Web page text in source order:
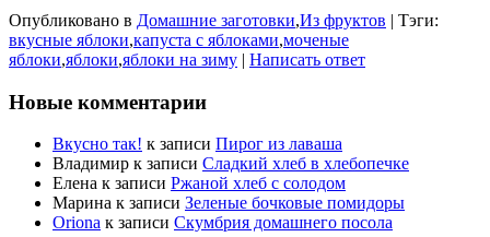
Опубликовано в Домашние заготовки,Из фруктов | Тэги:
вкусные яблоки,капуста с яблоками,моченые
яблоки,яблоки,яблоки на зиму | Написать ответ
Новые комментарии
Вкусно так! к записи Пирог из лаваша
Владимир к записи Сладкий хлеб в хлебопечке
Елена к записи Ржаной хлеб с солодом
Марина к записи Зеленые бочковые помидоры
Oriona к записи Скумбрия домашнего посола